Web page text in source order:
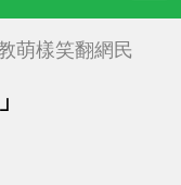
萌樣笑翻網民